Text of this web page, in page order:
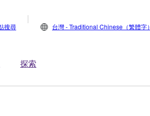
探索
搜尋 台灣 - Traditional Chinese（繁體字）